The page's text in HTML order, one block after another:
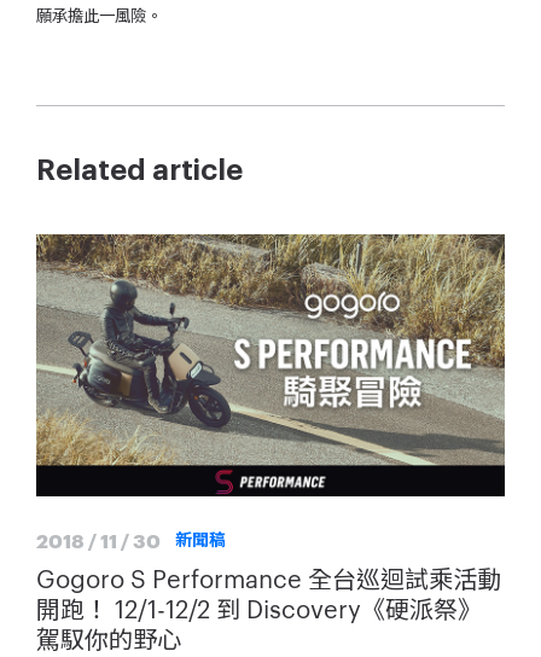
願承擔此一風險。
Related article
2018 / 11 / 30 新聞稿
Gogoro S Performance 全台巡迴試乘活動
開跑！ 12/1-12/2 到 Discovery《硬派祭》
駕馭你的野心